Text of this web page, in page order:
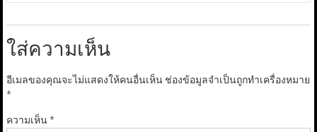
ใส่ความเห็น
อีเมลของคุณจะไม่แสดงให้คนอื่นเห็น ช่องข้อมูลจำเป็นถูกทำเครื่องหมาย
*
ความเห็น*